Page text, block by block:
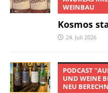
WEINBAU
Kosmos
24. Juli 2026
PODCAST
UND WEINE
NEU